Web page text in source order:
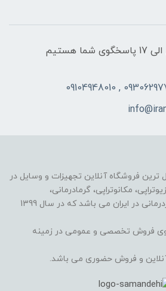
ترین فروشگاه آنلاین تجهیزات و وسایل در
مکانوتراپی، گرمادرمانی،
الکتروتراپی، هندتراپی و کاردرمانی در ایران می باشد که در سال 1399
روی فروش تخصصی و عمومی در زمینه
و فروش حضوری می باشد.